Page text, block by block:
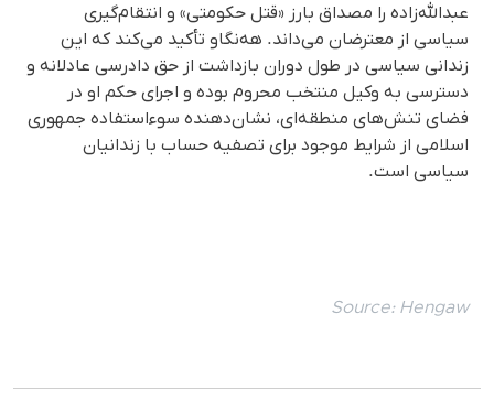
عبدالله‌زاده را مصداق بارز «قتل حکومتی» و انتقام‌گیری
سیاسی از معترضان می‌داند. هه‌نگاو تأکید می‌کند که این
زندانی سیاسی در طول دوران بازداشت از حق دادرسی عادلانه و
دسترسی به وکیل منتخب محروم بوده و اجرای حکم او در
فضای تنش‌های منطقه‌ای، نشان‌دهنده سوءاستفاده جمهوری
اسلامی از شرایط موجود برای تصفیه حساب با زندانیان
سیاسی است.
Source: Hengaw